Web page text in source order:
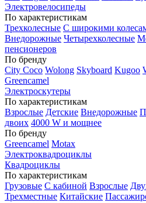
Электровелосипеды
По характеристикам
Трехколесные С широкими
Внедорожные Четырехколесные
пенсионеров
По бренду
City Coco Wolong Skyboard Kugoo
Greencamel
Электроскутеры
По характеристикам
Взрослые Детские Внедорожные
двоих 4000 W и мощнее
По бренду
Greencamel Motax
Электроквадроциклы
Квадроциклы
По характеристикам
Грузовые С кабиной Взрослые
Трехместные Китайские